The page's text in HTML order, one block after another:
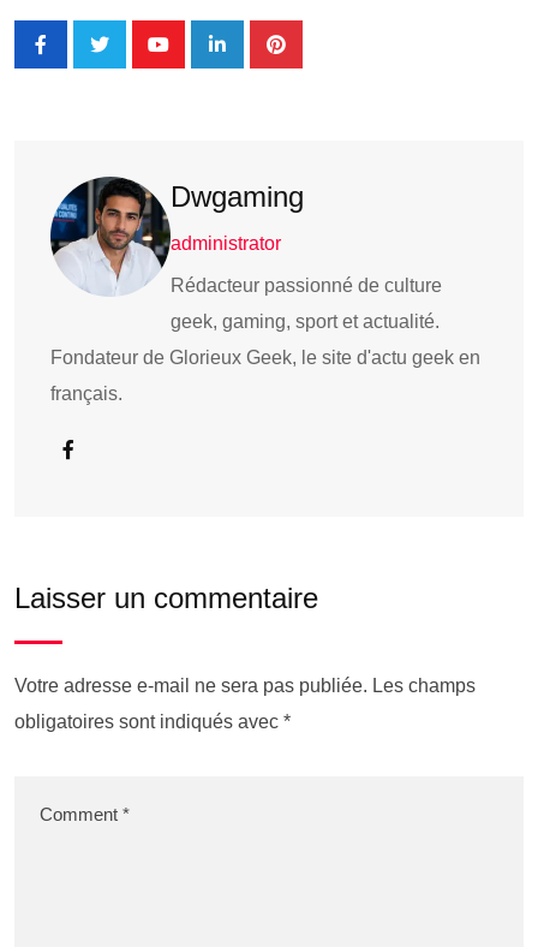
Dwgaming
administrator
Rédacteur passionné de culture
geek, gaming, sport et actualité.
Fondateur de Glorieux Geek, le site d'actu geek en
français.
Laisser un commentaire
Votre adresse e-mail ne sera pas publiée. Les champs
obligatoires sont indiqués avec *